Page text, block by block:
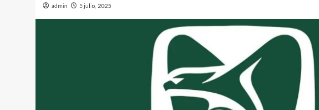
admin 5 julio, 2025